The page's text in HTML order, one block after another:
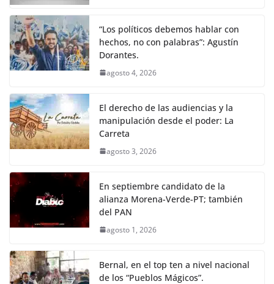
“Los políticos debemos hablar con
hechos, no con palabras”: Agustín
Dorantes.
agosto 4, 2026
El derecho de las audiencias y la
manipulación desde el poder: La
Carreta
agosto 3, 2026
En septiembre candidato de la
alianza Morena-Verde-PT; también
del PAN
agosto 1, 2026
Bernal, en el top ten a nivel nacional
de los “Pueblos Mágicos”.